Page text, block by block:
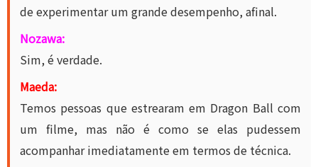
de experimentar um grande desempenho, afinal.
Nozawa:
Sim, é verdade.
Maeda:
Temos pessoas que estrearam em Dragon Ball com
um filme, mas não é como se elas pudessem
acompanhar imediatamente em termos de técnica.